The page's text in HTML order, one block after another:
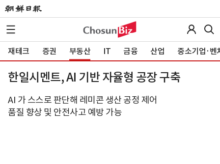
재테크 증권 부동산 IT 금융 산업 중소기업·벤
한일시멘트, AI 기반 자율형 공장 구축
AI 가 스스로 판단해 레미콘 생산 공정 제어
품질 향상 및 안전사고 예방 가능